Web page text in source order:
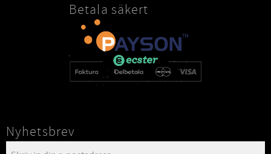
Betala säkert
Nyhetsbrev